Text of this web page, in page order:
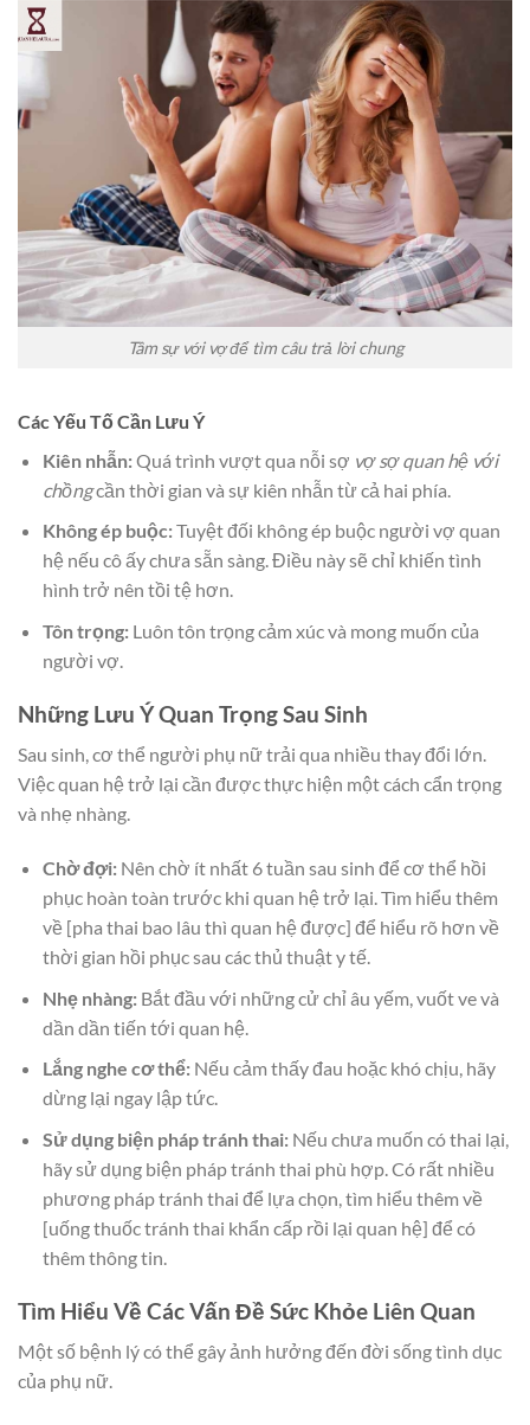
Tâm sự với vợ để tìm câu trả lời chung
Các Yếu Tố Cần Lưu Ý
Kiên nhẫn:Quá trình vượt qua nỗi sợ vợ sợ quan hệ với
chồngcần thời gian và sự kiên nhẫn từ cả hai phía.
Không ép buộc:Tuyệt đối không ép buộc người vợ quan
hệ nếu cô ấy chưa sẵn sàng. Điều này sẽ chỉ khiến tình
hình trở nên tồi tệ hơn.
Tôn trọng:Luôn tôn trọng cảm xúc và mong muốn của
người vợ.
Những Lưu Ý Quan Trọng Sau Sinh
Sau sinh, cơ thể người phụ nữ trải qua nhiều thay đổi lớn.
Việc quan hệ trở lại cần được thực hiện một cách cẩn trọng
và nhẹ nhàng.
Chờ đợi:Nên chờ ít nhất 6 tuần sau sinh để cơ thể hồi
phục hoàn toàn trước khi quan hệ trở lại. Tìm hiểu thêm
về [pha thai bao lâu thì quan hệ được] để hiểu rõ hơn về
thời gian hồi phục sau các thủ thuật y tế.
Nhẹ nhàng:Bắt đầu với những cử chỉ âu yếm, vuốt ve và
dần dần tiến tới quan hệ.
Lắng nghe cơ thể:Nếu cảm thấy đau hoặc khó chịu, hãy
dừng lại ngay lập tức.
Sử dụng biện pháp tránh thai:Nếu chưa muốn có thai lại,
hãy sử dụng biện pháp tránh thai phù hợp. Có rất nhiều
phương pháp tránh thai để lựa chọn, tìm hiểu thêm về
[uống thuốc tránh thai khẩn cấp rồi lại quan hệ] để có
thêm thông tin.
Tìm Hiểu Về Các Vấn Đề Sức Khỏe Liên Quan
Một số bệnh lý có thể gây ảnh hưởng đến đời sống tình dục
của phụ nữ.